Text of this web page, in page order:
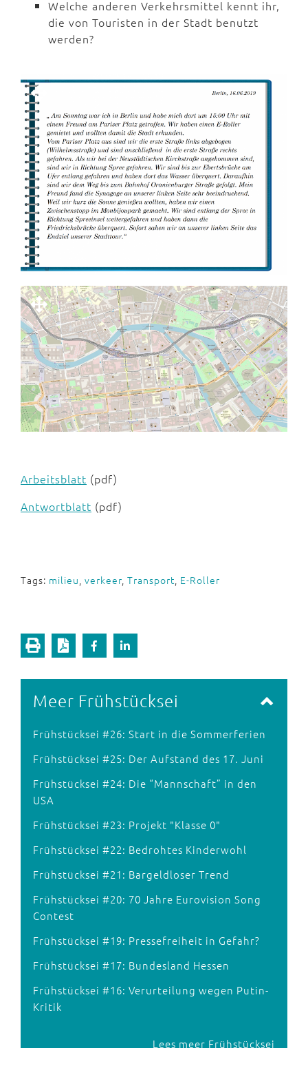
Welche anderen Verkehrsmittel kennt ihr,
die von Touristen in der Stadt benutzt
werden?
Arbeitsblatt (pdf)
Antwortblatt (pdf)
Tags: milieu verkeer Transport E-Roller
Meer Frühstücksei
Frühstücksei #26: Start in die Sommerferien
Frühstücksei #25: Der Aufstand des 17. Juni
Frühstücksei #24: Die “Mannschaft” in den
USA
Frühstücksei #23: Projekt "Klasse 0"
Frühstücksei #22: Bedrohtes Kinderwohl
Frühstücksei #21: Bargeldloser Trend
Frühstücksei #20: 70 Jahre Eurovision Song
Contest
Frühstücksei #19: Pressefreiheit in Gefahr?
Frühstücksei #17: Bundesland Hessen
Frühstücksei #16: Verurteilung wegen Putin-
Kritik
Lees meer Frühstücksei